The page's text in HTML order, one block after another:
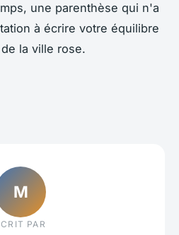
une parenthèse qui n'a
à écrire votre équilibre
la ville rose.
M
PAR